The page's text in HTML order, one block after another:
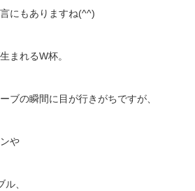
にもありますね(^^)
まれるW杯。
ブの瞬間に目が行きがちですが、
や
、